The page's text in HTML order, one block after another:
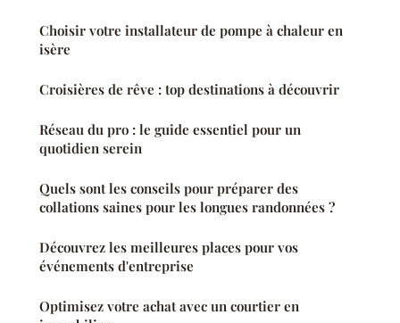
Choisir votre installateur de pompe à chaleur en
isère
Croisières de rêve : top destinations à découvrir
Réseau du pro : le guide essentiel pour un
quotidien serein
Quels sont les conseils pour préparer des
collations saines pour les longues randonnées ?
Découvrez les meilleures places pour vos
événements d'entreprise
Optimisez votre achat avec un courtier en